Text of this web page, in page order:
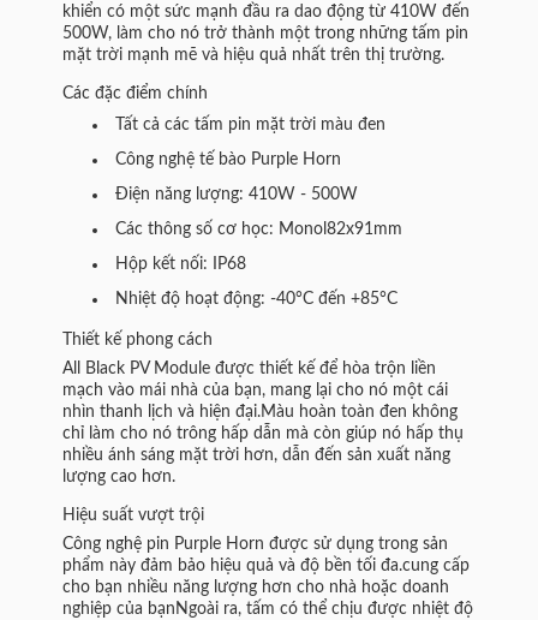
khiển có một sức mạnh đầu ra dao động từ 410W đến
500W, làm cho nó trở thành một trong những tấm pin
mặt trời mạnh mẽ và hiệu quả nhất trên thị trường.
Các đặc điểm chính
Tất cả các tấm pin mặt trời màu đen
Công nghệ tế bào Purple Horn
Điện năng lượng: 410W - 500W
Các thông số cơ học: Monol82x91mm
Hộp kết nối: IP68
Nhiệt độ hoạt động: -40°C đến +85°C
Thiết kế phong cách
All Black PV Module được thiết kế để hòa trộn liền
mạch vào mái nhà của bạn, mang lại cho nó một cái
nhìn thanh lịch và hiện đại.Màu hoàn toàn đen không
chỉ làm cho nó trông hấp dẫn mà còn giúp nó hấp thụ
nhiều ánh sáng mặt trời hơn, dẫn đến sản xuất năng
lượng cao hơn.
Hiệu suất vượt trội
Công nghệ pin Purple Horn được sử dụng trong sản
phẩm này đảm bảo hiệu quả và độ bền tối đa.cung cấp
cho bạn nhiều năng lượng hơn cho nhà hoặc doanh
nghiệp của bạnNgoài ra, tấm có thể chịu được nhiệt độ